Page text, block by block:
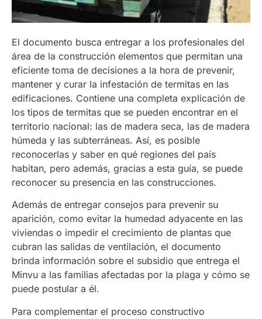
El documento busca entregar a los profesionales del
área de la construcción elementos que permitan una
eficiente toma de decisiones a la hora de prevenir,
mantener y curar la infestación de termitas en las
edificaciones. Contiene una completa explicación de
los tipos de termitas que se pueden encontrar en el
territorio nacional: las de madera seca, las de madera
húmeda y las subterráneas. Así, es posible
reconocerlas y saber en qué regiones del país
habitan, pero además, gracias a esta guía, se puede
reconocer su presencia en las construcciones.
Además de entregar consejos para prevenir su
aparición, como evitar la humedad adyacente en las
viviendas o impedir el crecimiento de plantas que
cubran las salidas de ventilación, el documento
brinda información sobre el subsidio que entrega el
Minvu a las familias afectadas por la plaga y cómo se
puede postular a él.
Para complementar el proceso constructivo